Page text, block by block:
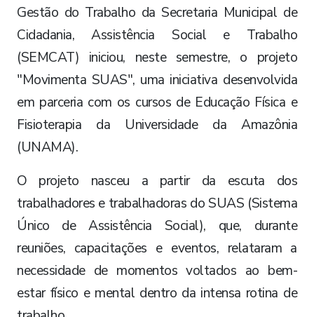
Gestão do Trabalho da Secretaria Municipal de
Cidadania, Assistência Social e Trabalho
(SEMCAT) iniciou, neste semestre, o projeto
"Movimenta SUAS", uma iniciativa desenvolvida
em parceria com os cursos de Educação Física e
Fisioterapia da Universidade da Amazônia
(UNAMA).
O projeto nasceu a partir da escuta dos
trabalhadores e trabalhadoras do SUAS (Sistema
Único de Assistência Social), que, durante
reuniões, capacitações e eventos, relataram a
necessidade de momentos voltados ao bem-
estar físico e mental dentro da intensa rotina de